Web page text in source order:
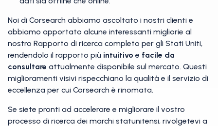
Noi di Corsearch abbiamo ascoltato i nostri clienti e
abbiamo apportato alcune interessanti migliorie al
nostro Rapporto di ricerca completo per gli Stati Uniti,
rendendolo il rapporto più intuitivo e facile da
consultare attualmente disponibile sul mercato. Questi
miglioramenti visivi rispecchiano la qualità e il servizio di
eccellenza per cui Corsearch è rinomata.
Se siete pronti ad accelerare e migliorare il vostro
processo di ricerca dei marchi statunitensi, rivolgetevi a